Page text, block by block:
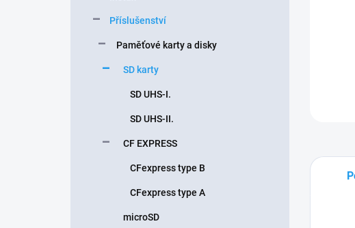
Příslušenství
Paměťové karty a disky
SD karty
SD UHS-I.
SD UHS-II.
CF EXPRESS
CFexpress type B
CFexpress type A
microSD